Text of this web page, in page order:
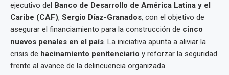
ejecutivo del Banco de Desarrollo de América Latina y el
Caribe (CAF), Sergio Díaz-Granados, con el objetivo de
asegurar el financiamiento para la construcción de cinco
nuevos penales en el país. La iniciativa apunta a aliviar la
crisis de hacinamiento penitenciario y reforzar la seguridad
frente al avance de la delincuencia organizada.